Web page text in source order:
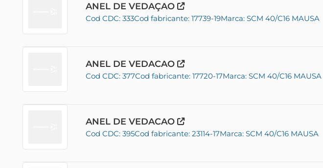
ANEL DE VEDAÇAO
Cod CDC: 333Cod fabricante: 17739-19Marca: SCM 40/C16 MAUSA
ANEL DE VEDACAO
Cod CDC: 377Cod fabricante: 17720-17Marca: SCM 40/C16 MAUSA
ANEL DE VEDACAO
Cod CDC: 395Cod fabricante: 23114-17Marca: SCM 40/C16 MAUSA